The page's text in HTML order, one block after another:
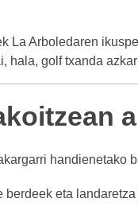
La Arboledaren
hala, golf txanda
handienetako
berdeek eta